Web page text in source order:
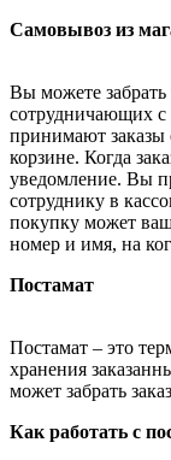
Самовывоз из
Вы можете забрать
сотрудничающих с
принимают заказы
корзине. Когда
уведомление. Вы
сотруднику в
покупку может
номер и имя, на
Постамат
Постамат – это
хранения
может забрать
Как работать с